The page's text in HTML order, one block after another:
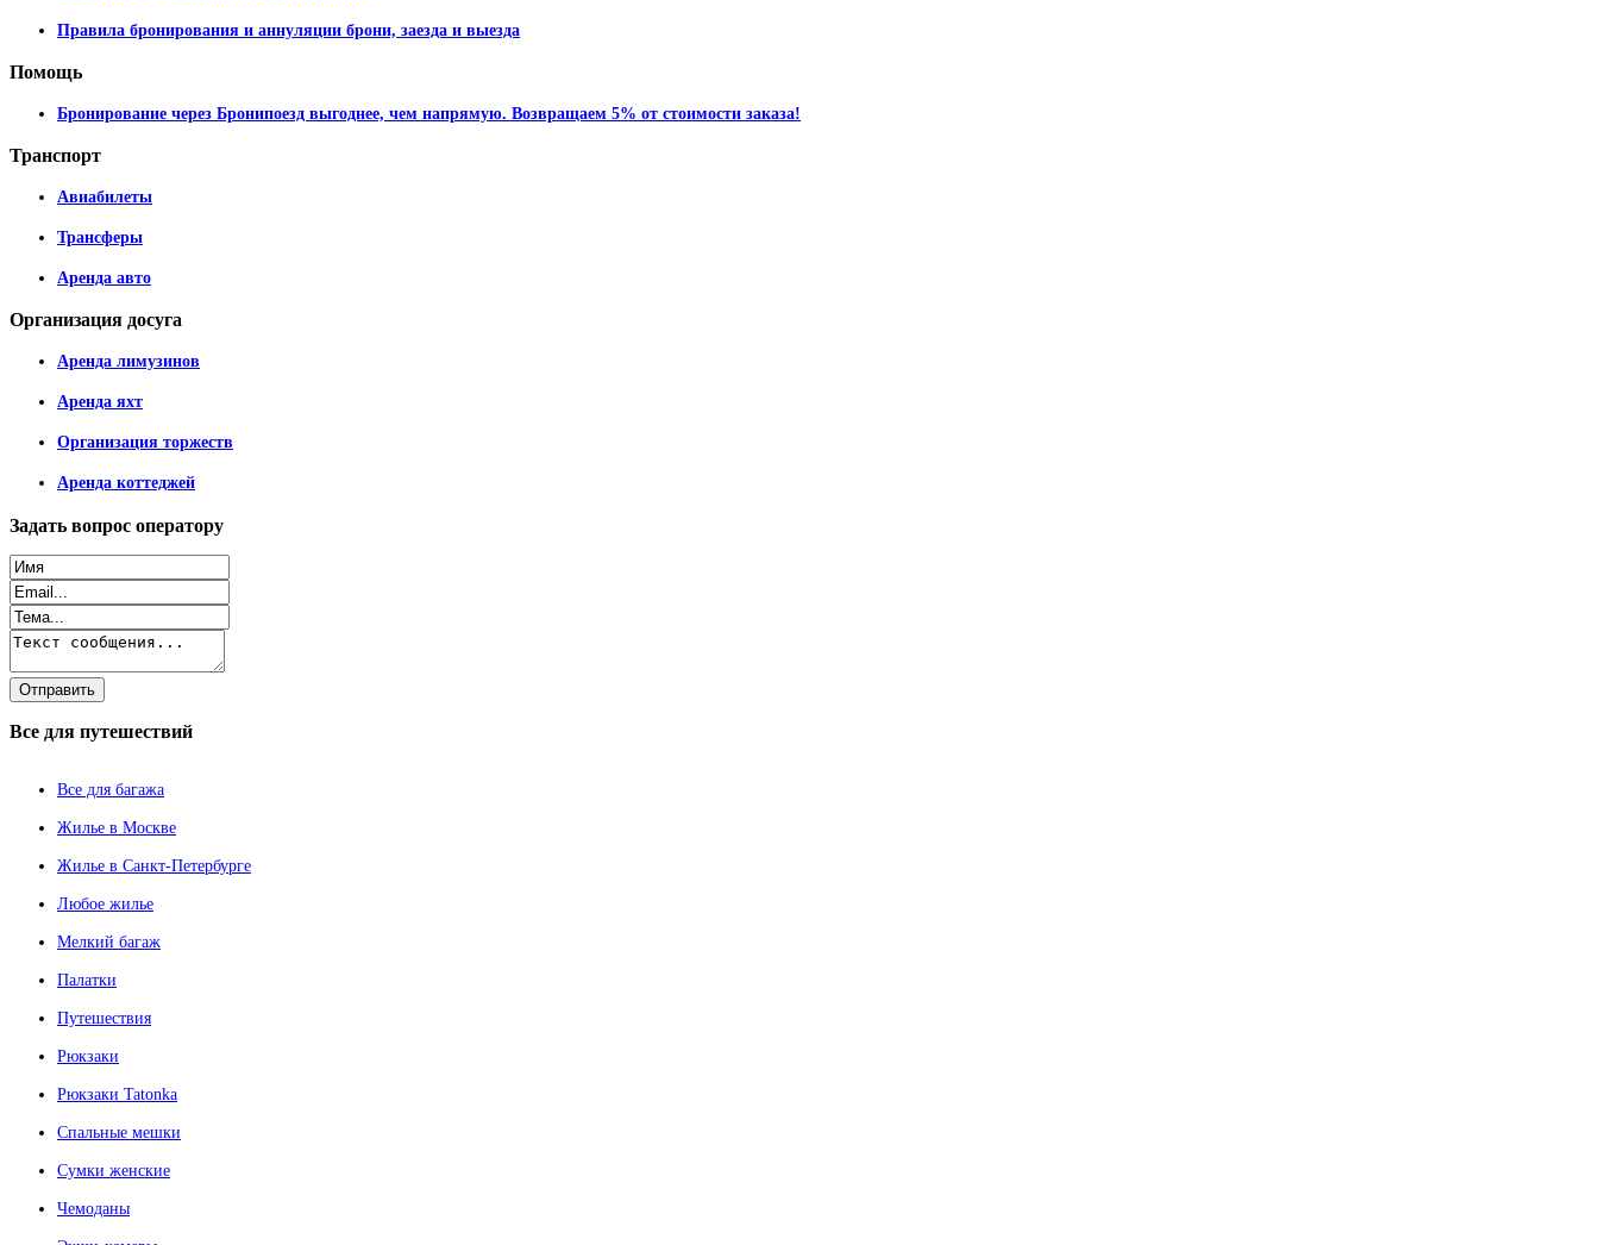
Правила бронирования и аннуляции брони, заезда и выезда
Помощь
Бронирование через Бронипоезд выгоднее, чем напрямую. Возвращаем 5% от стоимости заказа!
Транспорт
Авиабилеты
Трансферы
Аренда авто
Организация досуга
Аренда лимузинов
Аренда яхт
Организация торжеств
Аренда коттеджей
Задать вопрос оператору
Все для путешествий
Все для багажа
Жилье в Москве
Жилье в Санкт-Петербурге
Любое жилье
Мелкий багаж
Палатки
Путешествия
Рюкзаки
Рюкзаки Tatonka
Спальные мешки
Сумки женские
Чемоданы